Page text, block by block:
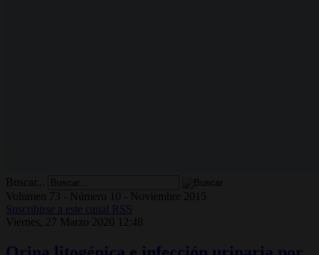
Buscar...
Volumen 73 - Número 10 - Noviembre 2015
Suscribirse a este canal RSS
Viernes, 27 Marzo 2020 12:48